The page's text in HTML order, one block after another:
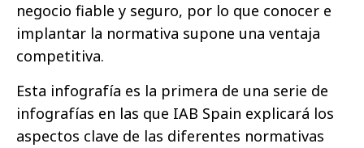
negocio fiable y seguro, por lo que conocer e
implantar la normativa supone una ventaja
competitiva.
Esta infografía es la primera de una serie de
infografías en las que IAB Spain explicará los
aspectos clave de las diferentes normativas